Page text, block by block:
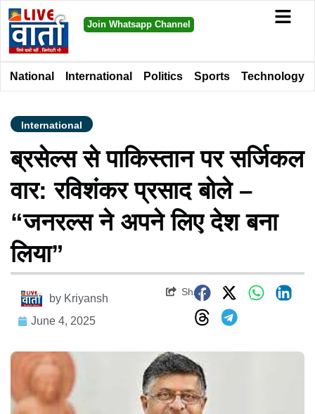
Join Whatsapp Channel
National International Politics Sports Technology
International
ब्रसेल्स से पाकिस्तान पर सर्जिकल
वार: रविशंकर प्रसाद बोले –
“जनरल्स ने अपने लिए देश बना
लिया”
by Kriyansh
June 4, 2025
Share